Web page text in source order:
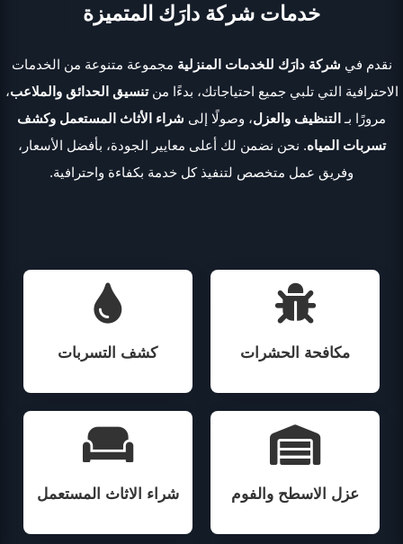
خدمات شركة دارَك المتميزة
نقدم في شركة دارَك للخدمات المنزلية مجموعة متنوعة من الخدمات
الاحترافية التي تلبي جميع احتياجاتك، بدءًا منتنسيق الحدائق والملاعب،
مرورًا بـ التنظيف والعزل، وصولًا إلى شراء الأثاث المستعمل وكشف
تسربات المياه. نحن نضمن لك أعلى معايير الجودة، بأفضل الأسعار،
وفريق عمل متخصص لتنفيذ كل خدمة بكفاءة واحترافية.
مكافحة الحشرات كشف التسربات
عزل الاسطح والفوم شراء الاثاث المستعمل